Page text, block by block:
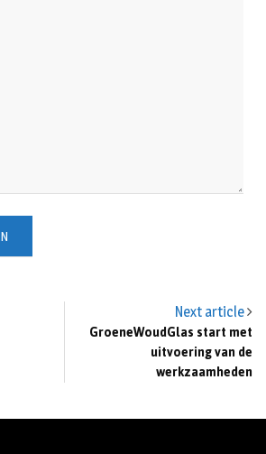
Next article
GroeneWoudGlas start met
uitvoering van de
werkzaamheden